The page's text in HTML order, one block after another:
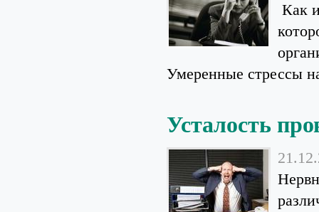
Как
Умеренные стрессы
Усталость